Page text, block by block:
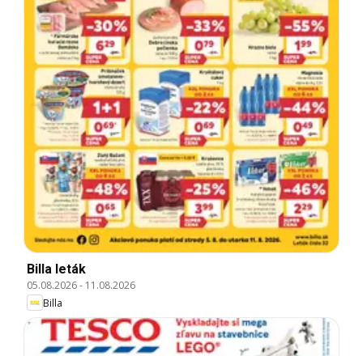
Billa leták
05.08.2026- 11.08.2026
Billa